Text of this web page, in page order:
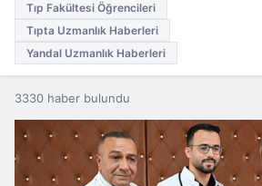
Tıp Fakültesi Öğrencileri
Tıpta Uzmanlık Haberleri
Yandal Uzmanlık Haberleri
3330 haber bulundu